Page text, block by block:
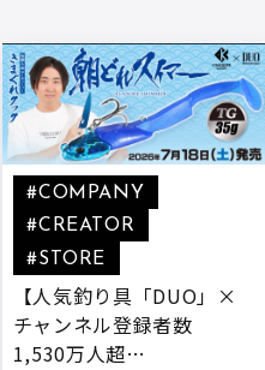
【人気釣り具「DUO」×
チャンネル登録者数
1,530万人超
#COMPANY
#CREATOR
#STORE